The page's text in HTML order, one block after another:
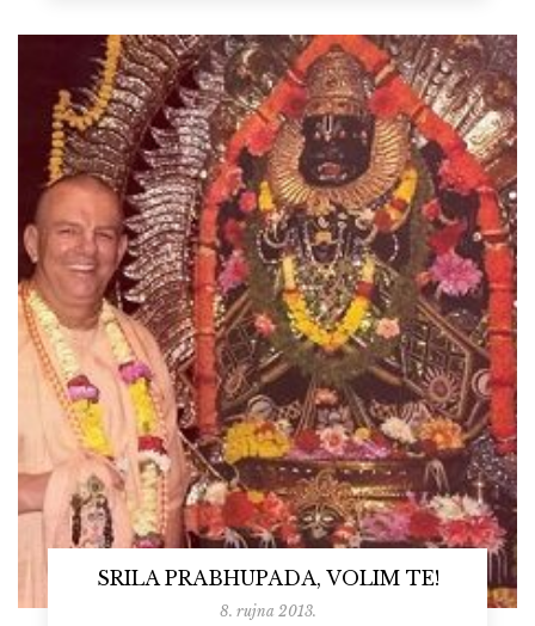
SRILA PRABHUPADA, VOLIM TE!
8. rujna 2013.